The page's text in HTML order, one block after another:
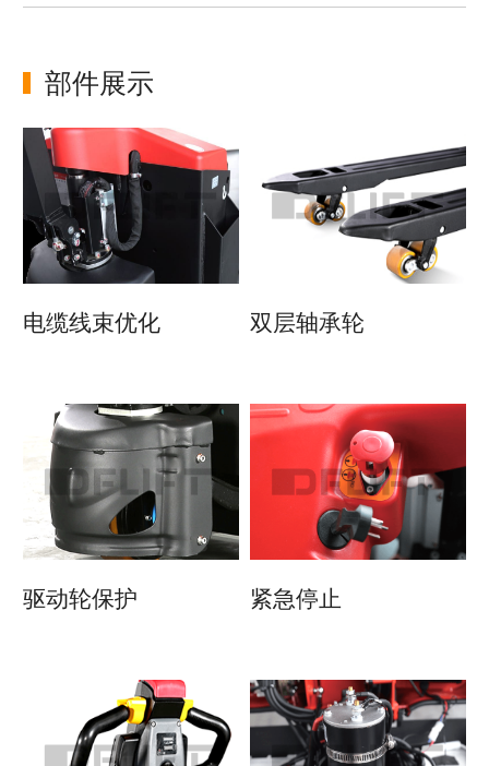
部件展示
电缆线束优化 双层轴承轮
驱动轮保护 紧急停止